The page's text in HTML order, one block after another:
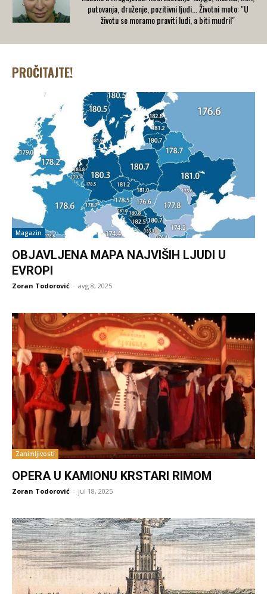
putovanja, druženje, pozitivni ljudi... Životni moto: "U
životu se moramo praviti ludi, a biti mudri!"
PROČITAJTE!
Magazin
OBJAVLJENA MAPA NAJVIŠIH LJUDI U
EVROPI
Zoran Todorović - avg 8, 2025
Zanimljivosti
OPERA U KAMIONU KRSTARI RIMOM
Zoran Todorović - jul 18, 2025